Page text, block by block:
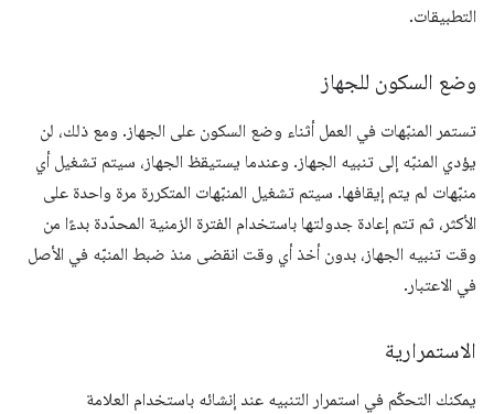
التطبيقات.
وضع السكون للجهاز
تستمر المنبّهات في العمل أثناء وضع السكون على الجهاز. ومع ذلك، لن
يؤدي المنبّه إلى تنبيه الجهاز. وعندما يستيقظ الجهاز، سيتم تشغيل أي
منبّهات لم يتم إيقافها. سيتم تشغيل المنبّهات المتكررة مرة واحدة على
الأكثر، ثم تتم إعادة جدولتها باستخدام الفترة الزمنية المحدّدة بدءًا من
وقت تنبيه الجهاز، بدون أخذ أي وقت انقضى منذ ضبط المنبّه في الأصل
في الاعتبار.
الاستمرارية
يمكنك التحكّم في استمرار التنبيه عند إنشائه باستخدام العلامة